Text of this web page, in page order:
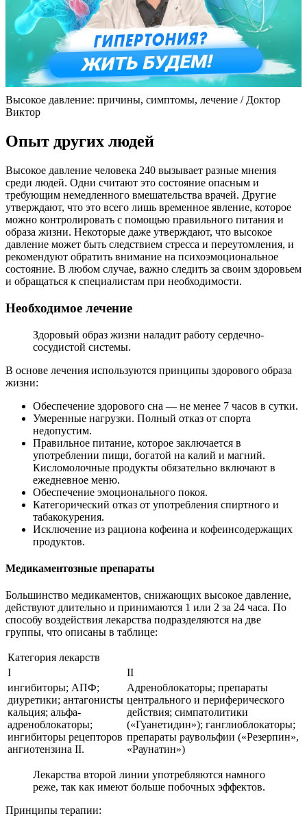
Высокое давление: причины, симптомы, лечение / Доктор
Виктор
Опыт других людей
Высокое давление человека 240 вызывает разные мнения
среди людей. Одни считают это состояние опасным и
требующим немедленного вмешательства врачей. Другие
утверждают, что это всего лишь временное явление, которое
можно контролировать с помощью правильного питания и
образа жизни. Некоторые даже утверждают, что высокое
давление может быть следствием стресса и переутомления, и
рекомендуют обратить внимание на психоэмоциональное
состояние. В любом случае, важно следить за своим здоровьем
и обращаться к специалистам при необходимости.
Необходимое лечение
Здоровый образ жизни наладит работу сердечно-
сосудистой системы.
В основе лечения используются принципы здорового образа
жизни:
Обеспечение здорового сна ― не менее 7 часов в сутки.
Умеренные нагрузки. Полный отказ от спорта
недопустим.
Правильное питание, которое заключается в
употреблении пищи, богатой на калий и магний.
Кисломолочные продукты обязательно включают в
ежедневное меню.
Обеспечение эмоционального покоя.
Категорический отказ от употребления спиртного и
табакокурения.
Исключение из рациона кофеина и кофеинсодержащих
продуктов.
Медикаментозные препараты
Большинство медикаментов, снижающих высокое давление,
действуют длительно и принимаются 1 или 2 за 24 часа. По
способу воздействия лекарства подразделяются на две
группы, что описаны в таблице:
Категория лекарств
I
II
ингибиторы; АПФ;
диуретики; антагонисты
кальция; альфа-
адреноблокаторы;
ингибиторы рецепторов
ангиотензина ІІ.
Адреноблокаторы; препараты
центрального и периферического
действия; симпатолитики
(«Гуанетидин»); ганглиоблокаторы;
препараты раувольфии («Резерпин»,
«Раунатин»)
Лекарства второй линии употребляются намного
реже, так как имеют больше побочных эффектов.
Принципы терапии: